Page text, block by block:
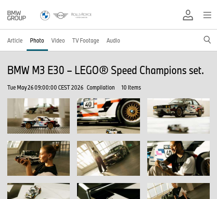
Article Photo Video TV Footage Audio
BMW M3 E30 – LEGO® Speed Champions set.
Tue May 26 09:00:00 CEST 2026 Compilation 10 Items